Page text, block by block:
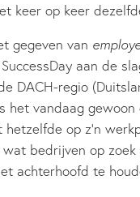
keer op keer
gegeven van
aan de
DACH-regio
het vandaag gewoon
op z’n
bedrijven op
achterhoofd te